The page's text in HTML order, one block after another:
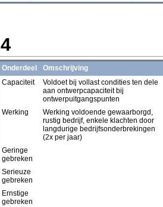
Onderdeel
Omschrijving
Capaciteit
Voldoet bij vollast condities ten dele
aan ontwerpcapaciteit bij
ontwerpuitgangspunten
Werking
Werking voldoende gewaarborgd,
rustig bedrijf, enkele klachten door
langdurige bedrijfsonderbrekingen
(2x per jaar)
Geringe
gebreken
Serieuze
gebreken
Ernstige
gebreken